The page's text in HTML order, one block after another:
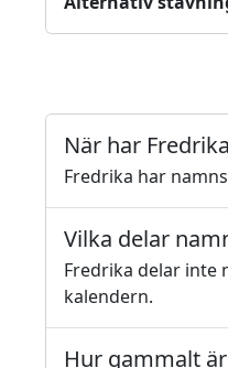
När har
Fredrika har
Vilka delar
Fredrika delar inte
kalendern.
Hur gammalt